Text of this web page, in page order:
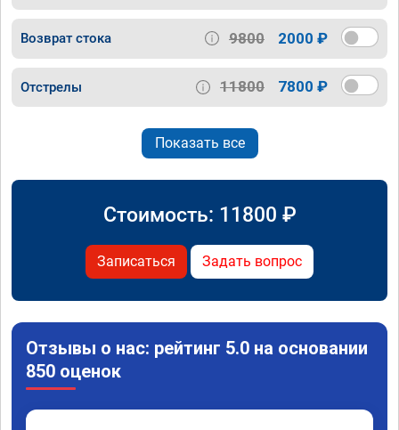
Возврат стока 9800 2000 ₽
Отстрелы 11800 7800 ₽
Показать все
Стоимость: 11800 ₽
Записаться Задать вопрос
Отзывы о нас: рейтинг 5.0 на основании
850 оценок